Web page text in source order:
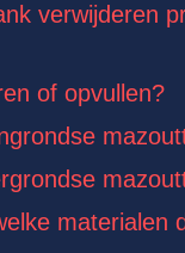
verwijderen
of opvullen?
materialen